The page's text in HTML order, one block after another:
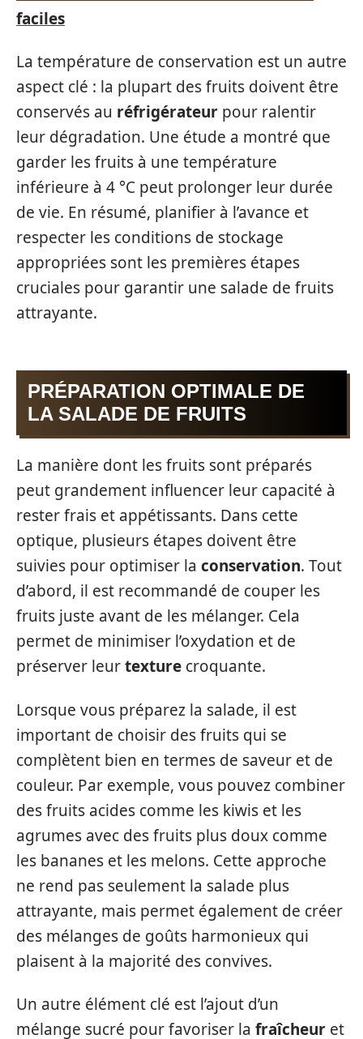
faciles
La température de conservation est un autre
aspect clé : la plupart des fruits doivent être
conservés au réfrigérateur pour ralentir
leur dégradation. Une étude a montré que
garder les fruits à une température
inférieure à 4 °C peut prolonger leur durée
de vie. En résumé, planifier à l’avance et
respecter les conditions de stockage
appropriées sont les premières étapes
cruciales pour garantir une salade de fruits
attrayante.
PRÉPARATION OPTIMALE DE
LA SALADE DE FRUITS
La manière dont les fruits sont préparés
peut grandement influencer leur capacité à
rester frais et appétissants. Dans cette
optique, plusieurs étapes doivent être
suivies pour optimiser la conservation. Tout
d’abord, il est recommandé de couper les
fruits juste avant de les mélanger. Cela
permet de minimiser l’oxydation et de
préserver leurtexture croquante.
Lorsque vous préparez la salade, il est
important de choisir des fruits qui se
complètent bien en termes de saveur et de
couleur. Par exemple, vous pouvez combiner
des fruits acides comme les kiwis et les
agrumes avec des fruits plus doux comme
les bananes et les melons. Cette approche
ne rend pas seulement la salade plus
attrayante, mais permet également de créer
des mélanges de goûts harmonieux qui
plaisent à la majorité des convives.
Un autre élément clé est l’ajout d’un
mélange sucré pour favoriser la fraîcheur et